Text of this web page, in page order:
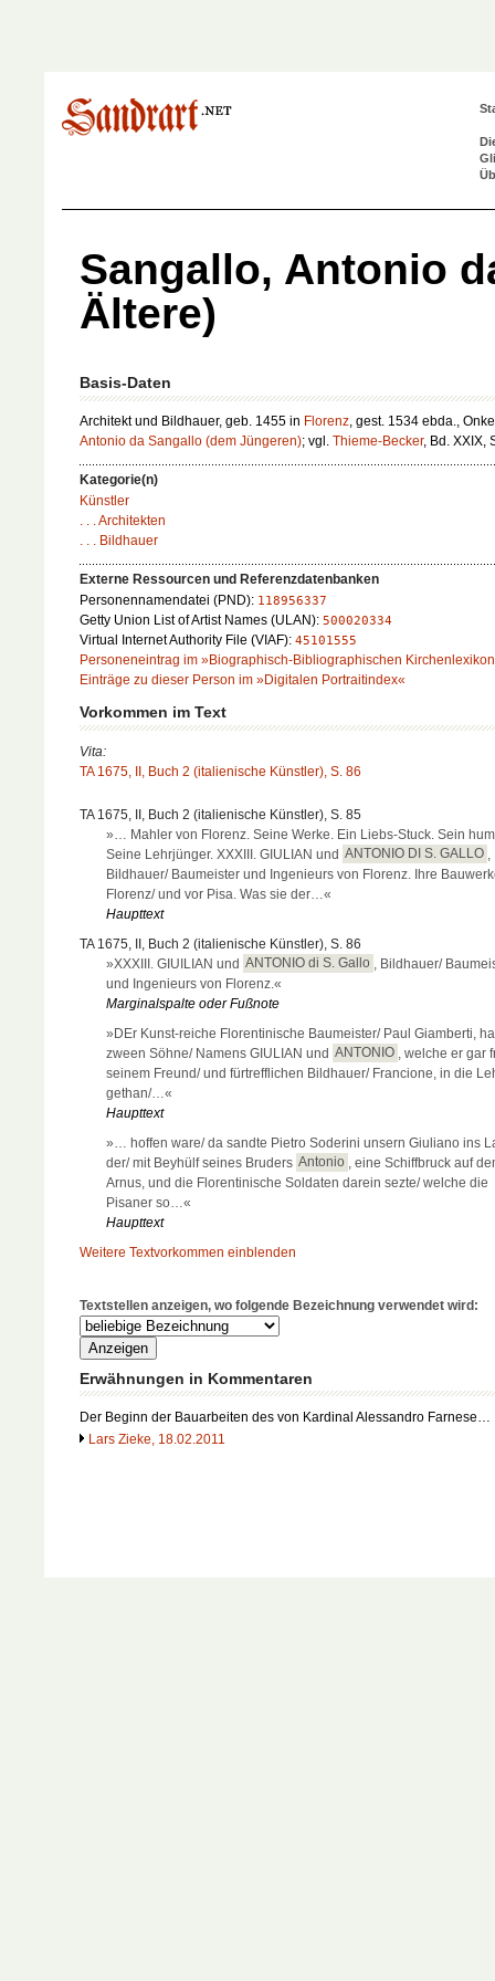
Sangallo, Antonio
Ältere)
Basis-Daten
Architekt und Bildhauer, geb. 1455 in Florenz, gest. 1534 ebda.,
Antonio da Sangallo (dem Jüngeren); vgl. Thieme-Becker, Bd. XXIX,
Kategorie(n)
Künstler
. . . Architekten
. . . Bildhauer
Externe Ressourcen und Referenzdatenbanken
Personennamendatei (PND): 118956337
Getty Union List of Artist Names (ULAN): 500020334
Virtual Internet Authority File (VIAF): 45101555
Personeneintrag im »Biographisch-Bibliographischen
Einträge zu dieser Person im »Digitalen Portraitindex«
Vorkommen im Text
Vita:
TA 1675, II, Buch 2 (italienische Künstler), S. 86
TA 1675, II, Buch 2 (italienische Künstler), S. 85
»… Mahler von Florenz. Seine Werke. Ein Liebs-Stuck. Sein
Seine Lehrjünger. XXXIII. GIULIAN und ANTONIO DI S. GALLO
Bildhauer/ Baumeister und Ingenieurs von Florenz. Ihre
Florenz/ und vor Pisa. Was sie der…«
Haupttext
TA 1675, II, Buch 2 (italienische Künstler), S. 86
»XXXIII. GIUILIAN und ANTONIO di S. Gallo
, Bildhauer/
und Ingenieurs von Florenz.«
Marginalspalte oder Fußnote
»DEr Kunst-reiche Florentinische Baumeister/ Paul Giamberti,
zween Söhne/ Namens GIULIAN und ANTONIO
, welche er gar
seinem Freund/ und fürtrefflichen Bildhauer/ Francione, in die
gethan/…«
Haupttext
»… hoffen ware/ da sandte Pietro Soderini unsern Giuliano ins
der/ mit Beyhülf seines Bruders Antonio
, eine Schiffbruck auf
Arnus, und die Florentinische Soldaten darein sezte/ welche die
Pisaner so…«
Haupttext
Weitere Textvorkommen einblenden
Textstellen anzeigen, wo folgende Bezeichnung verwendet wird:
Erwähnungen in Kommentaren
Der Beginn der Bauarbeiten des von Kardinal Alessandro Farnese…
Lars Zieke, 18.02.2011